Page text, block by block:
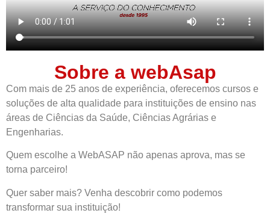
Sobre a webAsap
Com mais de 25 anos de experiência, oferecemos cursos e
soluções de alta qualidade para instituições de ensino nas
áreas de Ciências da Saúde, Ciências Agrárias e
Engenharias.
Quem escolhe a WebASAP não apenas aprova, mas se
torna parceiro!
Quer saber mais? Venha descobrir como podemos
transformar sua instituição!